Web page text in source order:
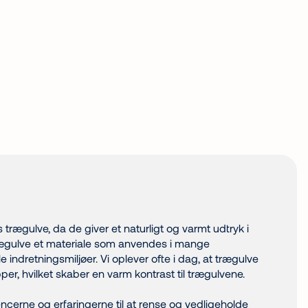
da de giver et naturligt og varmt udtryk i
et materiale som anvendes i mange
indretningsmiljøer. Vi oplever ofte i dag, at trægulve
hvilket skaber en varm kontrast til trægulvene.
og erfaringerne til at rense og vedligeholde